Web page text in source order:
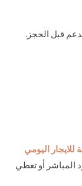
قبل الحجز.
اليومي
المباشر أو تعطي